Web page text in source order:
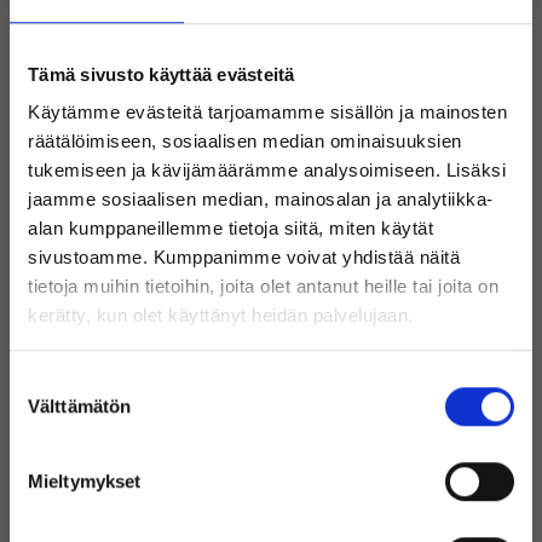
Tämä sivusto käyttää evästeitä
Käytämme evästeitä tarjoamamme sisällön ja mainosten
räätälöimiseen, sosiaalisen median ominaisuuksien
tukemiseen ja kävijämäärämme analysoimiseen. Lisäksi
jaamme sosiaalisen median, mainosalan ja analytiikka-
alan kumppaneillemme tietoja siitä, miten käytät
sivustoamme. Kumppanimme voivat yhdistää näitä
tietoja muihin tietoihin, joita olet antanut heille tai joita on
kerätty, kun olet käyttänyt heidän palvelujaan.
valinta
Välttämätön
Mieltymykset
DELL LATITUDE 5420
240 GB SSD
16 GB
INTEL CORE I5-10310U 1.70 GHz
199 €
269 €
Sisältää alvin
DELL LATITUDE 7330
240 GB SSD
INTEL CORE I5-1235U 3.30GHz
329 €
529 €
Sisältää alvin
Valikoimastamme löydät
huippubrändien tuotteita edulliseen
Tervetuloa Inregon verkkokauppaan!